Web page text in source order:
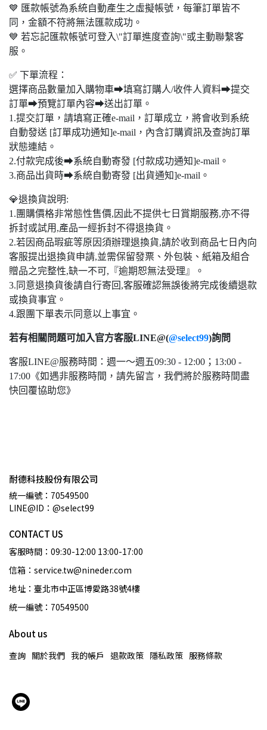
💙 匯款帳號為系統自動產生之虛擬帳號，每筆訂單皆不
同，金額不符將無法匯款成功。
💙 若忘記匯款帳號可登入\"訂單進度查詢\"或主動聯繫客
服。
✅ 下單流程：
選擇商品數量加入購物車➡填寫訂購人/收件人資料➡提交
訂單➡預覽訂單內容➡送出訂單。
1.提交訂單，請填寫正確e-mail，訂單成立，將會收到系統
自動發送 [訂單成功通知]e-mail，內含訂購資訊及查詢訂單
狀態連結。
2.付款完成後➡系統自動寄發 [付款成功通知]e-mail。
3.商品出貨時➡系統自動寄發 [出貨通知]e-mail。
💎退換貨說明:
1.團購價格非常態性售價,因此不提供七日賞期服務,亦不得
拆封或試用,產品一經拆封不得退換貨。
2.若因商品瑕疵等原因須辦理退換貨,請於收到商品七日內向
客服提出退換貨申請,並需保留發票、外包裝、紙箱及組合
贈品之完整性,缺一不可,『逾期恕無法受理』。
3.同意退換貨後請自行寄回,客服確認無誤後將完成後續退款
或換貨事宜。
4.跟團下單表示同意以上事宜。
若有相關問題可加入官方客服LINE@(@select99)詢問
客服LINE@服務時間：週一～週五09:30 - 12:00；13:00 -
17:00《如遇非服務時間，請先留言，我們將於服務時間盡
快回覆協助您》
耐德科技股份有限公司
統一編號：70549500
LINE@ID：@select99
CONTACT US
客服時間：09:30-12:00 13:00-17:00
信箱：service.tw@nineder.com
地址：臺北市中正區博愛路38號4樓
統一編號：70549500
About us
查詢 關於我們 我的帳戶 退款政策 隱私政策 服務條款